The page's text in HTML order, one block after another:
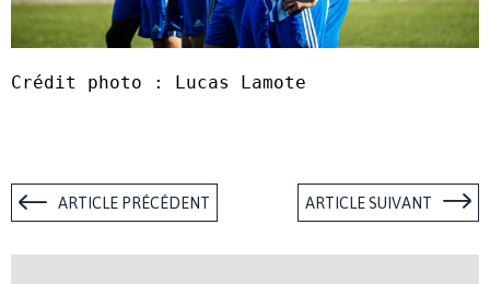
Crédit photo : Lucas Lamote
ARTICLE PRÉCÉDENT ARTICLE SUIVANT